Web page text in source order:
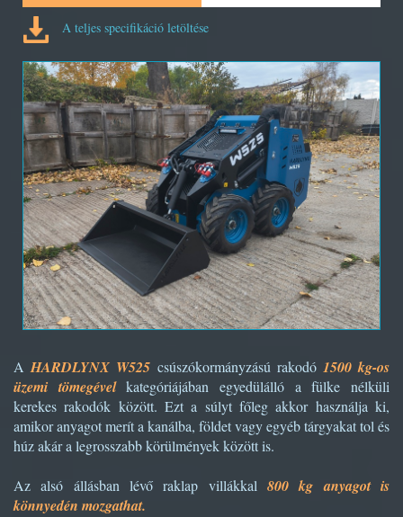
A teljes specifikáció letöltése
AHARDLYNX W525 csúszókormányzású rakodó 1500 kg-os
üzemi tömegévelkategóriájában egyedülálló a fülke nélküli
kerekes rakodók között. Ezt a súlyt főleg akkor használja ki,
amikor anyagot merít a kanálba, földet vagy egyéb tárgyakat tol és
húz akár a legrosszabb körülmények között is.
Az alsó állásban lévő raklap villákkal 800 kg anyagot is
könnyedén mozgathat.